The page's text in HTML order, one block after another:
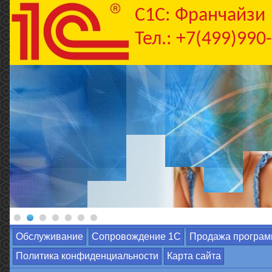
C1С: Франчайзи
Тел.:
Обслуживание Сопровождение 1С
Продажа
Политика конфиденциальности
Карта сайта